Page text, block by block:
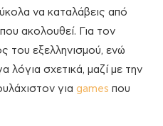
να καταλάβεις από
ακολουθεί. Για τον
του εξελληνισμού, ενώ
λόγια σχετικά, μαζί με την
για games που